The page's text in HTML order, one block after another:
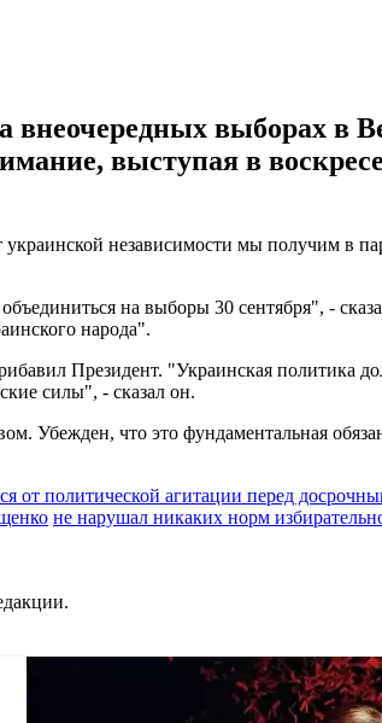
выборах в
выступая в
независимости мы получим в
на выборы 30 сентября", -
народа".
Президент. "Украинская политика
силы", - сказал он.
Убежден, что это фундаментальная
от политической агитации перед
не нарушал никаких норм